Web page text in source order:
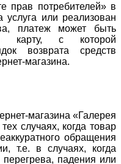
прав потребителей» в
или реализован
платеж может быть
карту, с которой
возврата средств
магазина.
магазина «Галерея
случаях, когда товар
обращения
т.е. в случаях, когда
перегрева, падения или